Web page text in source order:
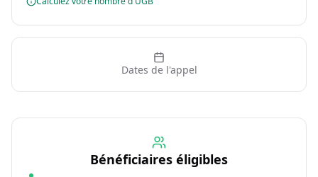
Dates de l'appel
Bénéficiaires éligibles